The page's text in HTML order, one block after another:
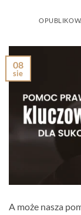
08
sie
A może nasza